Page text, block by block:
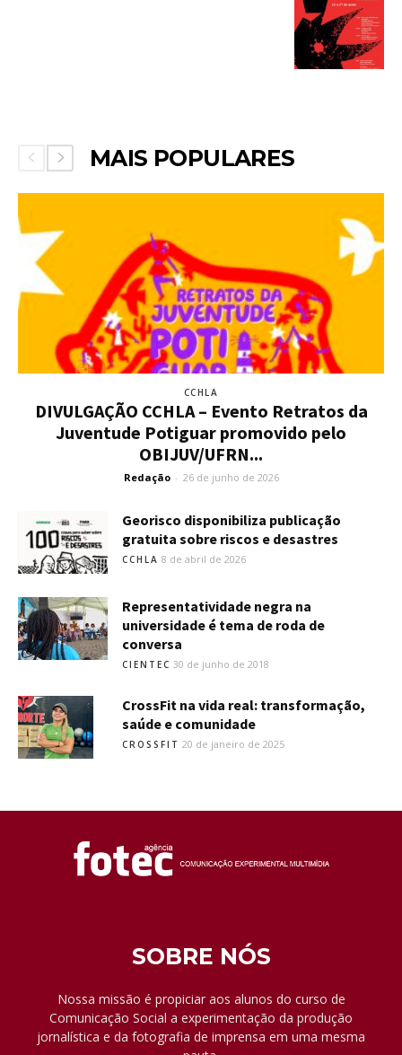
MAIS POPULARES
CCHLA
DIVULGAÇÃO CCHLA – Evento Retratos da
Juventude Potiguar promovido pelo
OBIJUV/UFRN...
Redação - 26 de junho de 2026
Georisco disponibiliza publicação
gratuita sobre riscos e desastres
CCHLA 8 de abril de 2026
Representatividade negra na
universidade é tema de roda de
conversa
CIENTEC 30 de junho de 2018
CrossFit na vida real: transformação,
saúde e comunidade
CROSSFIT 20 de janeiro de 2025
SOBRE NÓS
Nossa missão é propiciar aos alunos do curso de
Comunicação Social a experimentação da produção
jornalística e da fotografia de imprensa em uma mesma